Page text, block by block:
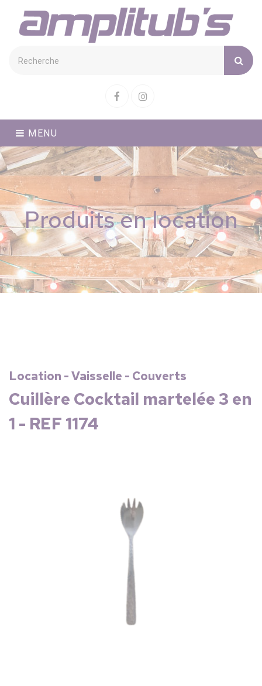
FacebookInstagram
MENU
Produits en location
Location - Vaisselle - Couverts
Cuillère Cocktail martelée 3 en
1 - REF 1174
Cookies management panel